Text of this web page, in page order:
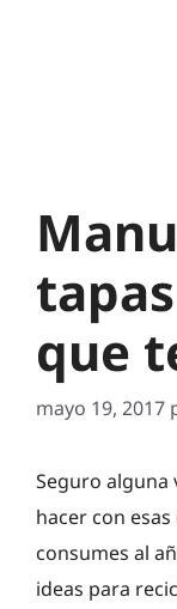
que
mayo 19, 2017
Seguro alguna
hacer con
consumes al
ideas para